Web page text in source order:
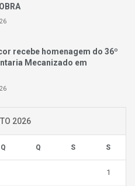
recebe homenagem do 36º
Mecanizado em
2026
Q Q S S
1